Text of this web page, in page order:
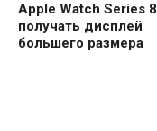
Apple Watch Series 8
получать дисплей
большего размера